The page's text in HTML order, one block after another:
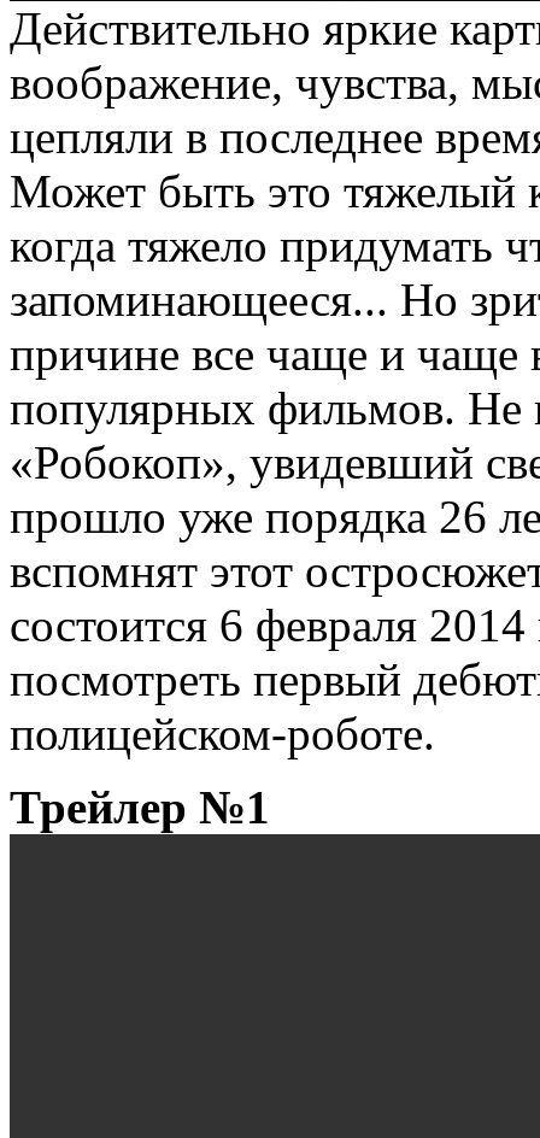
Действительно яркие
воображение, чувства,
цепляли в последнее
Может быть это тяжелый
когда тяжело придумать
запоминающееся... Но
причине все чаще и чаще
популярных фильмов. Не
«Робокоп», увидевший
прошло уже порядка 26
вспомнят этот
состоится 6 февраля
посмотреть первый
полицейском-роботе.
Трейлер №1